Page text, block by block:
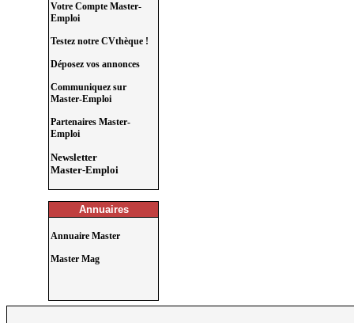
Votre Compte Master-
Emploi
Testez notre CVthèque !
Déposez vos annonces
Communiquez sur
Master-Emploi
Partenaires Master-
Emploi
Newsletter
Master-Emploi
Annuaires
Annuaire Master
Master Mag